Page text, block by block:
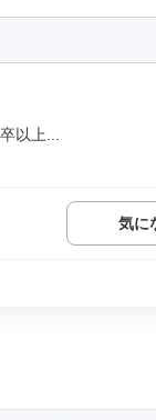
以上...
気に